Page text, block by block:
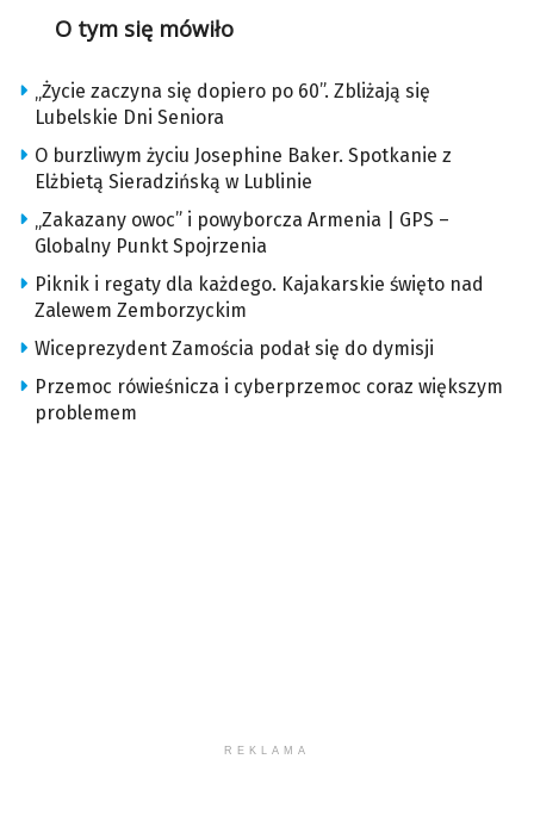
O tym się mówiło
„Życie zaczyna się dopiero po 60”. Zbliżają się
Lubelskie Dni Seniora
O burzliwym życiu Josephine Baker. Spotkanie z
Elżbietą Sieradzińską w Lublinie
„Zakazany owoc” i powyborcza Armenia | GPS –
Globalny Punkt Spojrzenia
Piknik i regaty dla każdego. Kajakarskie święto nad
Zalewem Zemborzyckim
Wiceprezydent Zamościa podał się do dymisji
Przemoc rówieśnicza i cyberprzemoc coraz większym
problemem
REKLAMA